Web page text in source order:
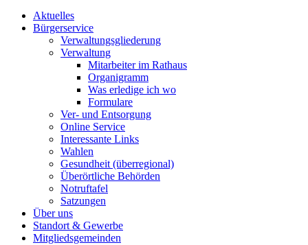
Aktuelles
Bürgerservice
Verwaltungsgliederung
Verwaltung
Mitarbeiter im Rathaus
Organigramm
Was erledige ich wo
Formulare
Ver- und Entsorgung
Online Service
Interessante Links
Wahlen
Gesundheit (überregional)
Überörtliche Behörden
Notruftafel
Satzungen
Über uns
Standort & Gewerbe
Mitgliedsgemeinden